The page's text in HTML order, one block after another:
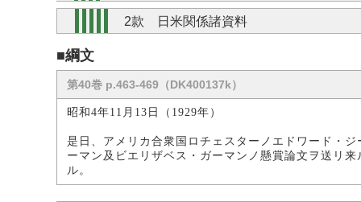
2款 日米関係諸資料
■綱文
第40巻 p.463-469（DK400137k）
昭和4年11月13日（1929年）
是日、アメリカ合衆国ロチェスターノエドワード・
ーマン及ビエリザベス・ガーマンノ懸賞論文ヲ送リ
ル。